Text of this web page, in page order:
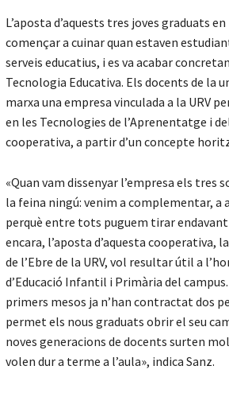
L’aposta d’aquests tres joves graduats
començar a cuinar quan estaven
serveis educatius, i es va acabar
Tecnologia Educativa. Els docents de la
marxa una empresa vinculada a la URV
en les Tecnologies de l’Aprenentatge i
cooperativa, a partir d’un concepte
«Quan vam dissenyar l’empresa els
la feina ningú: venim a complementar,
perquè entre tots puguem tirar endavant
encara, l’aposta d’aquesta
de l’Ebre de la URV, vol resultar útil a
d’Educació Infantil i Primària del
primers mesos ja n’han contractat dos
permet els nous graduats obrir el seu
noves generacions de docents surten
volen dur a terme a l’aula», indica Sanz.